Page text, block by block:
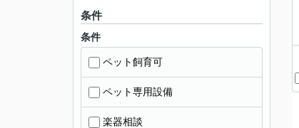
条件
条件
ペット飼育可
ペット専用設備
楽器相談